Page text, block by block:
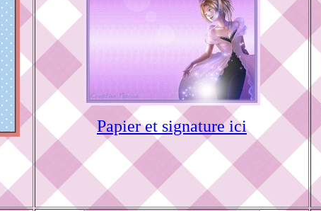
Papier et signature ici